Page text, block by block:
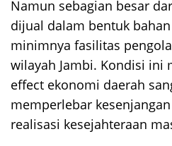
Namun sebagian besar
dijual dalam bentuk
minimnya fasilitas
wilayah Jambi. Kondisi
effect ekonomi daerah
memperlebar
realisasi kesejahteraan